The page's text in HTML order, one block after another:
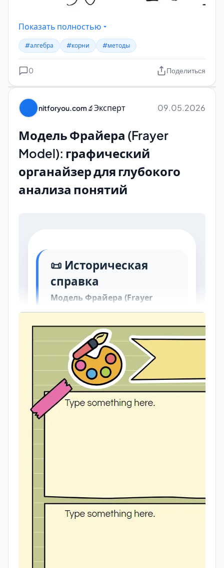
kv0501irrats-9anhcycc1g.pdf
Дополнительно
potential.ru/images/catalog/Math/kvadr_koren.pdf
https://s.school-herald.ru/pdf/2019/2-1/935.pdf
Показать полностью
#алгебра #корни #методы
0 Поделиться
nitforyou.com🔬Эксперт 09.05.2026
Модель Фрайера (Frayer
Model): графический
органайзер для глубокого
анализа понятий